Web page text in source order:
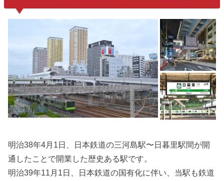
明治38年4月1日、日本鉄道の三河島駅〜日暮里駅間が開
通したことで開業した歴史ある駅です。
明治39年11月1日、日本鉄道の国有化に伴い、当駅も鉄道